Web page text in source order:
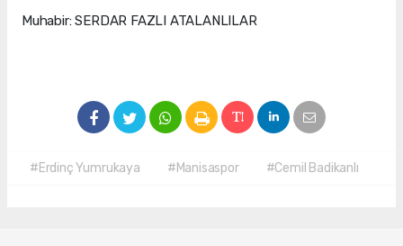
Muhabir: SERDAR FAZLI ATALANLILAR
#Erdinç Yumrukaya #Manisaspor #Cemil Badikanlı